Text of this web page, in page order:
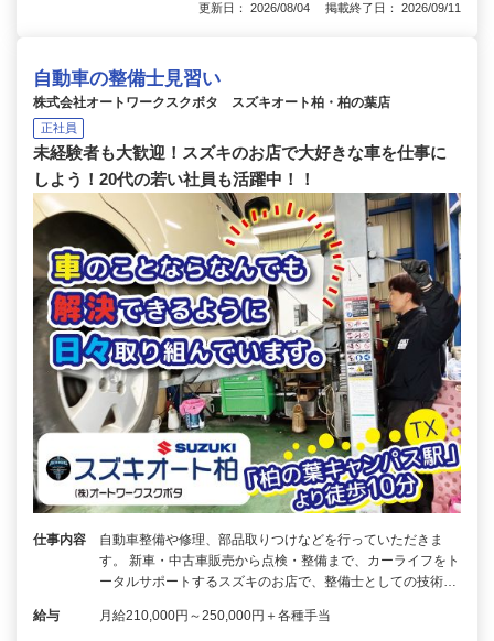
更新日： 2026/08/04 掲載終了日： 2026/09/11
自動車の整備士見習い
株式会社オートワークスクボタ スズキオート柏・柏の葉店
正社員
未経験者も大歓迎！スズキのお店で大好きな車を仕事に
しよう！20代の若い社員も活躍中！！
仕事内容
自動車整備や修理、部品取りつけなどを行っていただきま
す。 新車・中古車販売から点検・整備まで、カーライフをト
ータルサポートするスズキのお店で、整備士としての技術…
給与 月給210,000円～250,000円＋各種手当